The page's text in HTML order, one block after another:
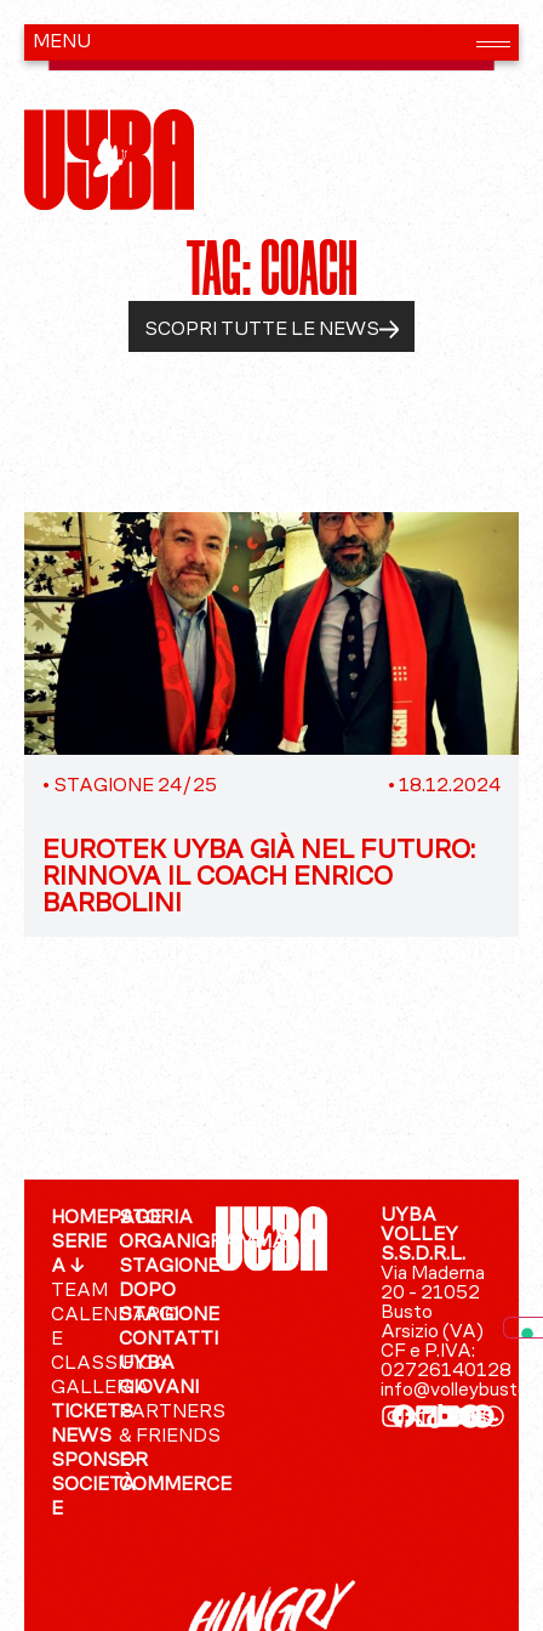
TAG: COACH
SCOPRI TUTTE LE NEWS
• STAGIONE 24/25 • 18.12.2024
EUROTEK UYBA GIÀ NEL FUTURO:
RINNOVA IL COACH ENRICO
BARBOLINI
HOMEPAGE
SERIE
A ↓
TEAM
CALENDARIO
E
CLASSIFICA
GALLERIA
TICKETS
NEWS
SPONSOR
SOCIETÀ
E
STORIA
ORGANIGRAMMA
STAGIONE
DOPO
STAGIONE
CONTATTI
UYBA
GIOVANI
PARTNERS
& FRIENDS
E-
COMMERCE
UYBA
VOLLEY
S.S.D.R.L.
Via Maderna
20 - 21052
Busto
Arsizio (VA)
CF e P.IVA:
02726140128